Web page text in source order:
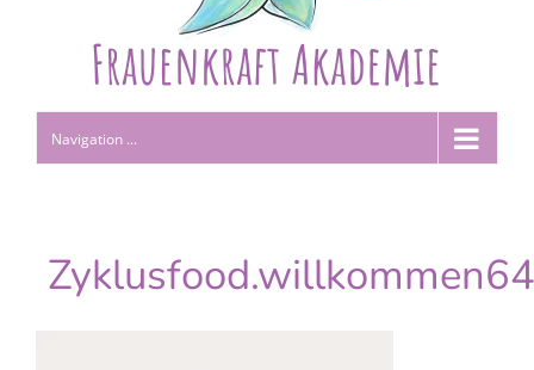
Navigation ...